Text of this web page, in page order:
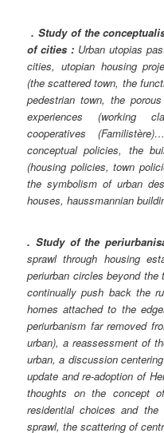
. Study of the
of cities : Urban utopias
cities, utopian housing
(the scattered town, the
pedestrian town, the
experiences (working
cooperatives
conceptual policies, the
(housing policies, town
the symbolism of urban
houses, haussmannian
. Study of the
sprawl through housing
periurban circles beyond
continually push back the
homes attached to the
periurbanism far removed
urban), a reassessment of
urban, a discussion
update and re-adoption of
thoughts on the concept
residential choices and
sprawl, the scattering of